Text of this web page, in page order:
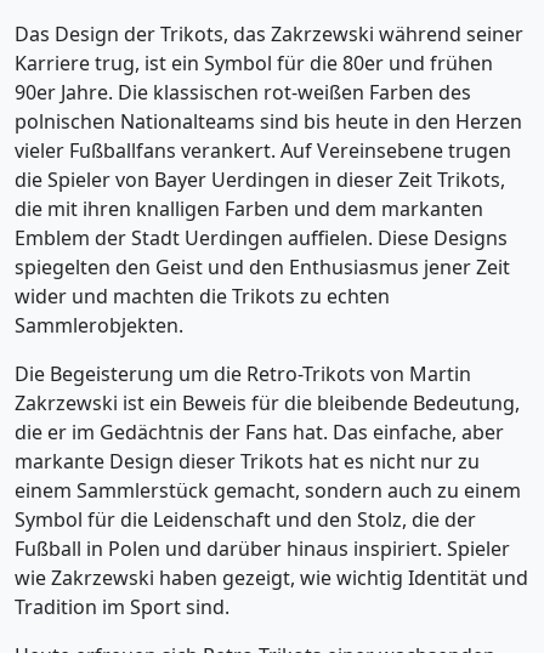
Das Design der Trikots, das Zakrzewski während seiner
Karriere trug, ist ein Symbol für die 80er und frühen
90er Jahre. Die klassischen rot-weißen Farben des
polnischen Nationalteams sind bis heute in den Herzen
vieler Fußballfans verankert. Auf Vereinsebene trugen
die Spieler von Bayer Uerdingen in dieser Zeit Trikots,
die mit ihren knalligen Farben und dem markanten
Emblem der Stadt Uerdingen auffielen. Diese Designs
spiegelten den Geist und den Enthusiasmus jener Zeit
wider und machten die Trikots zu echten
Sammlerobjekten.
Die Begeisterung um die Retro-Trikots von Martin
Zakrzewski ist ein Beweis für die bleibende Bedeutung,
die er im Gedächtnis der Fans hat. Das einfache, aber
markante Design dieser Trikots hat es nicht nur zu
einem Sammlerstück gemacht, sondern auch zu einem
Symbol für die Leidenschaft und den Stolz, die der
Fußball in Polen und darüber hinaus inspiriert. Spieler
wie Zakrzewski haben gezeigt, wie wichtig Identität und
Tradition im Sport sind.